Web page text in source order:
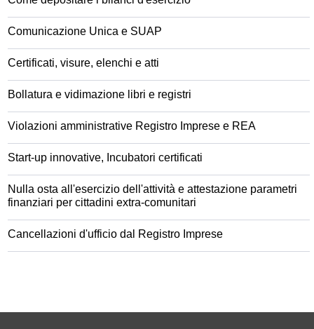
Comunicazione Unica e SUAP
Certificati, visure, elenchi e atti
Bollatura e vidimazione libri e registri
Violazioni amministrative Registro Imprese e REA
Start-up innovative, Incubatori certificati
Nulla osta all'esercizio dell'attività e attestazione parametri
finanziari per cittadini extra-comunitari
Cancellazioni d'ufficio dal Registro Imprese